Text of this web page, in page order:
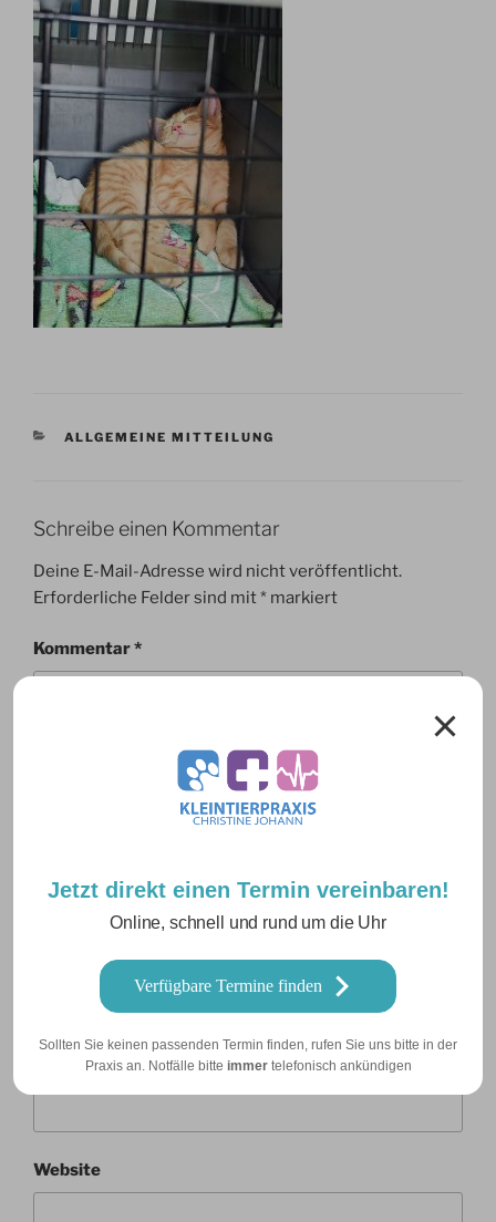
Jetzt direkt einen Termin vereinbaren!
Online, schnell und rund um die Uhr
Verfügbare Termine finden
Sollten Sie keinen passenden Termin finden, rufen Sie uns bitte in der
Praxis an. Notfälle bitte immertelefonisch ankündigen
KATEGORIEN
ALLGEMEINE MITTEILUNG
Schreibe einen Kommentar
Deine E-Mail-Adresse wird nicht veröffentlicht.
Erforderliche Felder sind mit* markiert
Kommentar*
E-Mail-Adresse*
Website